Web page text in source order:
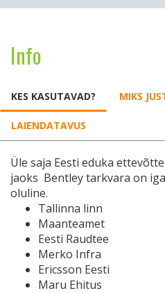
Info
KES KASUTAVAD? MIKS
LAIENDATAVUS
Üle saja Eesti eduka
jaoks Bentley tarkvara on
oluline.
Tallinna linn
Maanteamet
Eesti Raudtee
Merko Infra
Ericsson Eesti
Maru Ehitus